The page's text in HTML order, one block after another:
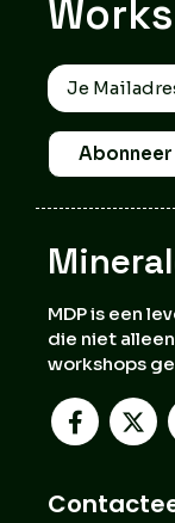
Abonneer
MDP is een
die niet
workshops